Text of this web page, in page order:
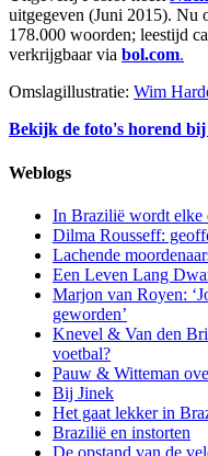
uitgegeven (Juni 2015). Nu
178.000 woorden; leestijd
verkrijgbaar via bol.com.
Omslagillustratie: Wim
Bekijk de foto's horend
Weblogs
In Brazilië wordt elke
Dilma Rousseff:
Lachende
Een Leven Lang
Marjon van Royen:
geworden’
Knevel & Van den
voetbal?
Pauw & Witteman
Bij Jinek
Het gaat lekker in
Brazilië en instorten
De opstand van de